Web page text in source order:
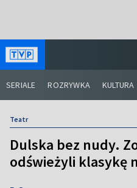
SERIALE ROZRYWKA KULTURA
Teatr
Dulska bez nudy.
odświeżyli klasykę